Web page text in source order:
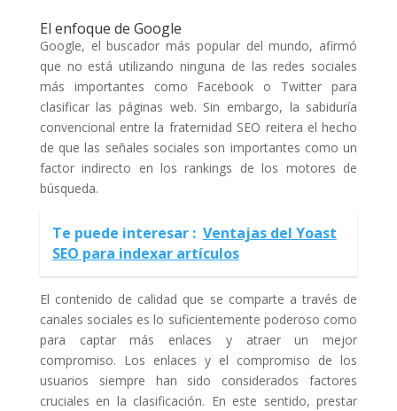
El enfoque de Google
Google, el buscador más popular del mundo, afirmó
que no está utilizando ninguna de las redes sociales
más importantes como Facebook o Twitter para
clasificar las páginas web. Sin embargo, la sabiduría
convencional entre la fraternidad SEO reitera el hecho
de que las señales sociales son importantes como un
factor indirecto en los rankings de los motores de
búsqueda.
Te puede interesar : Ventajas del Yoast
SEO para indexar artículos
El contenido de calidad que se comparte a través de
canales sociales es lo suficientemente poderoso como
para captar más enlaces y atraer un mejor
compromiso. Los enlaces y el compromiso de los
usuarios siempre han sido considerados factores
cruciales en la clasificación. En este sentido, prestar